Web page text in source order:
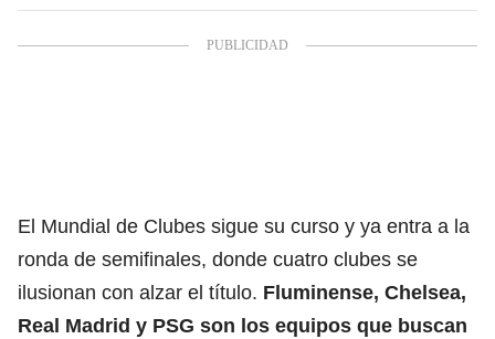
El Mundial de Clubes sigue su curso y ya entra a la
ronda de semifinales, donde cuatro clubes se
ilusionan con alzar el título. Fluminense, Chelsea,
Real Madrid y PSG son los equipos que buscan